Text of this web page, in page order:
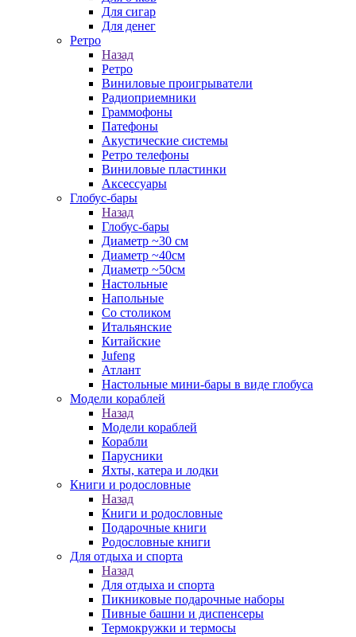
Для сигар
Для денег
Ретро
Назад
Ретро
Виниловые проигрыватели
Радиоприемники
Граммофоны
Патефоны
Акустические системы
Ретро телефоны
Виниловые пластинки
Аксессуары
Глобус-бары
Назад
Глобус-бары
Диаметр ~30 см
Диаметр ~40см
Диаметр ~50см
Настольные
Напольные
Со столиком
Итальянские
Китайские
Jufeng
Атлант
Настольные мини-бары в виде глобуса
Модели кораблей
Назад
Модели кораблей
Корабли
Парусники
Яхты, катера и лодки
Книги и родословные
Назад
Книги и родословные
Подарочные книги
Родословные книги
Для отдыха и спорта
Назад
Для отдыха и спорта
Пикниковые подарочные наборы
Пивные башни и диспенсеры
Термокружки и термосы